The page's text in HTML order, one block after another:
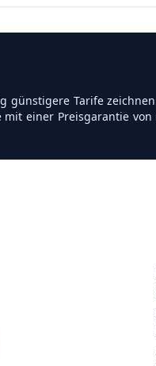
günstigere Tarife
einer Preisgarantie von